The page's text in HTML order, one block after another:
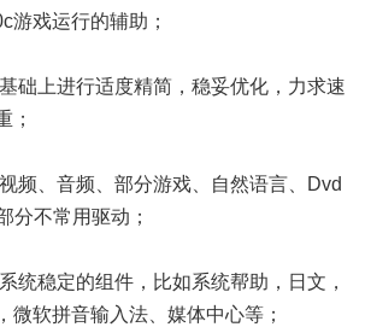
戏运行的辅助；
础上进行适度精简，稳妥优化，力求速
；
频、音频、部分游戏、自然语言、Dvd
分不常用驱动；
统稳定的组件，比如系统帮助，日文，
微软拼音输入法、媒体中心等；